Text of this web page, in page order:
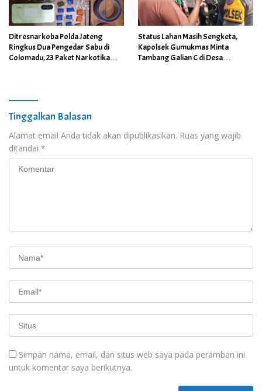
Ditresnarkoba Polda Jateng
Ringkus Dua Pengedar Sabu di
Colomadu, 23 Paket Narkotika
Status Lahan Masih Sengketa,
Kapolsek Gumukmas Minta
Tambang Galian C di Desa
Tinggalkan Balasan
Alamat email Anda tidak akan dipublikasikan. Ruas yang wajib
ditandai *
Simpan nama, email, dan situs web saya pada peramban ini
untuk komentar saya berikutnya.